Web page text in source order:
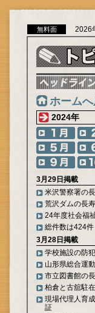
無料面 2026
ホーム
2024年
3月29日掲載
米沢警察署の
荒沢ダムの長
24年度社会福
総件数は424
3月28日掲載
学校施設の防
山形県総合運
市立図書館の
柏倉と古舘駐
現場代理人育
証